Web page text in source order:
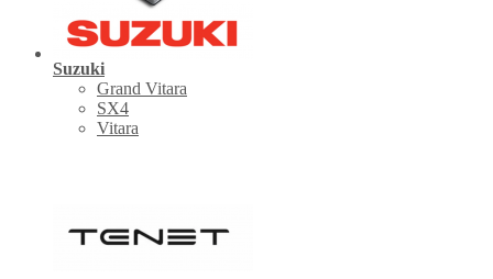
Suzuki
Grand Vitara
SX4
Vitara